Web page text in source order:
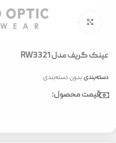
بزرگنمایی تصویر
عینک گریف مدل RW3321
دسته‌بندی بدون دسته‌بندی
قیمت محصول: